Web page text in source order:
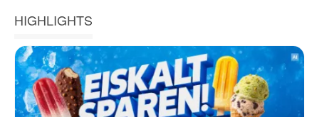
HIGHLIGHTS